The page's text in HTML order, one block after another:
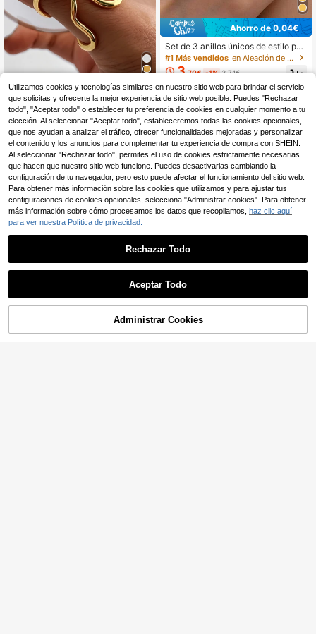
1 pieza Anillo abierto ajustable de a
cero inoxidable con curva y onda a
simétrica de moda para mujeres, pa
ra uso diario/fiesta
3,64€
Ahorro de 0,04€
Set de 3 anillos únicos de estilo pun
k: anillos abiertos y redondos exage
rados con superficie brillante, anillo
s de superficie curvada geométrica
y anillos cruzados geométricos brill
antes
#1 Más vendidos en Aleación de cobre Mujer Anillo Único
3,70€ -1% 3,74€
COMPRAR AHORA AÑADIR A LA BOLSA
Utilizamos cookies y tecnologías similares en nuestro sitio web para brindar el servicio
que solicitas y ofrecerte la mejor experiencia de sitio web posible. Puedes "Rechazar
todo", "Aceptar todo" o establecer tu preferencia de cookies en cualquier momento a tu
elección. Al seleccionar "Aceptar todo", estableceremos todas las cookies opcionales,
que nos ayudan a analizar el tráfico, ofrecer funcionalidades mejoradas y personalizar
el contenido y los anuncios para complementar tu experiencia de compra con SHEIN.
Al seleccionar "Rechazar todo", permites el uso de cookies estrictamente necesarias
que hacen que nuestro sitio web funcione. Puedes desactivarlas cambiando la
configuración de tu navegador, pero esto puede afectar el funcionamiento del sitio web.
Para obtener más información sobre las cookies que utilizamos y para ajustar tus
configuraciones de cookies opcionales, selecciona "Administrar cookies". Para obtener
más información sobre cómo procesamos los datos que recopilamos, haz clic aquí
para ver nuestra Política de privacidad.
Rechazar Todo
Aceptar Todo
Administrar Cookies